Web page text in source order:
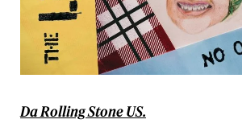
Da Rolling Stone US.